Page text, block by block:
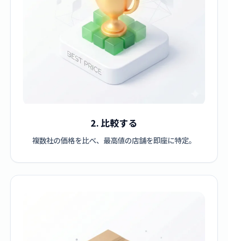
2. 比較する
複数社の価格を比べ、最高値の店舗を即座に特定。